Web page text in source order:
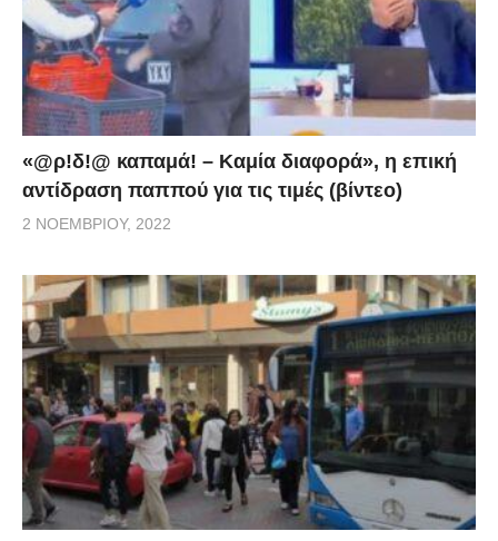
«@ρ!δ!@ καπαμά! – Καμία διαφορά», η επική
αντίδραση παππού για τις τιμές (βίντεο)
2 ΝΟΕΜΒΡΊΟΥ, 2022